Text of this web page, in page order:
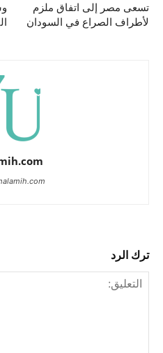
تسعى مصر إلى اتفاق ملزم
لأطراف الصراع في السودان
ترك الرد